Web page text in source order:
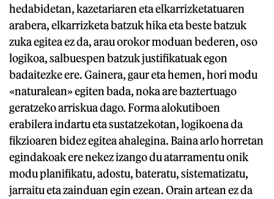
hedabidetan, kazetariaren eta elkarrizketatuaren
arabera, elkarrizketa batzuk hika eta beste batzuk
zuka egitea ez da, arau orokor moduan bederen, oso
logikoa, salbuespen batzuk justifikatuak egon
badaitezke ere. Gainera, gaur eta hemen, hori modu
«naturalean» egiten bada, noka are baztertuago
geratzeko arriskua dago. Forma alokutiboen
erabilera indartu eta sustatzekotan, logikoena da
fikzioaren bidez egitea ahalegina. Baina arlo horretan
egindakoak ere nekez izango du atarramentu onik
modu planifikatu, adostu, bateratu, sistematizatu,
jarraitu eta zainduan egin ezean. Orain artean ez da